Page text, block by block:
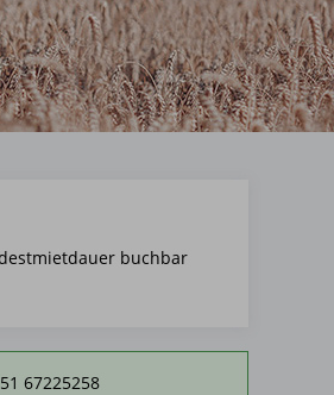
buchbar
67225258